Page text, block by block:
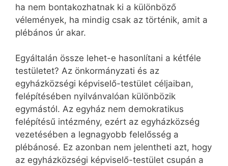
ha nem bontakozhatnak ki a különböző
vélemények, ha mindig csak az történik, amit a
plébános úr akar.
Egyáltalán össze lehet-e hasonlítani a kétféle
testületet? Az önkormányzati és az
egyházközségi képviselő-testület céljaiban,
felépítésében nyilvánvalóan különbözik
egymástól. Az egyház nem demokratikus
felépítésű intézmény, ezért az egyházközség
vezetésében a legnagyobb felelősség a
plébánosé. Ez azonban nem jelentheti azt, hogy
az egyházközségi képviselő-testület csupán a